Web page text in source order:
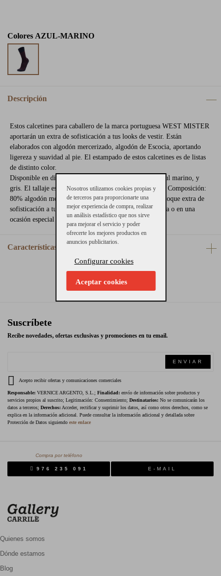
Colores AZUL-MARINO
Descripción
Estos calcetines para caballero de la marca portuguesa WEST MISTER
aportarán un extra de sofisticación a tus looks de vestir. Están
elaborados con algodón mercerizado, algodón de Escocia, aportando
ligereza y suavidad al pie. El estampado de estos calcetines es de listas
de distinto color.
Disponible en diferentes colores, color algodón azul, azul marino, y
gris. El tallaje es único y corresponde a las tallas 40-45. Composición:
80% algodón mercerizado y 20% poliamida. Añade un toque extra de
sofisticación a tus looks más elegantes para ir a la oficina o en una
ocasión especial con tus bluchers y mocasines.
Características
Suscríbete
Recibe novedades, ofertas exclusivas y promociones en tu email.
ENVIAR
Acepto recibir ofertas y comunicaciones comerciales
Responsable: VERNICE ARGENTO, S.L.; Finalidad: envío de información sobre productos y
servicios propios al suscrito; Legitimación: Consentimiento; Destinatarios: No se comunicarán los
datos a terceros; Derechos: Acceder, rectificar y suprimir los datos, así como otros derechos, como se
explica en la información adicional. Puede consultar la información adicional y detallada sobre
Protección de Datos siguiendo este enlace
Compra por teléfono
976 235 091 E-MAIL
Quienes somos
Dónde estamos
Blog
Nosotros utilizamos cookies propias y
de terceros para proporcionarte una
mejor experiencia de compra, realizar
un análisis estadístico que nos sirve
para mejorar el servicio y poder
ofrecerte los mejores productos en
anuncios publicitarios.
Configurar cookies
Aceptar cookies